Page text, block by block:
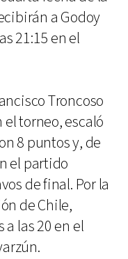
a Godoy
21:15 en el
Troncoso
torneo, escaló
8 puntos y, de
el partido
de final. Por la
de Chile,
las 20 en el